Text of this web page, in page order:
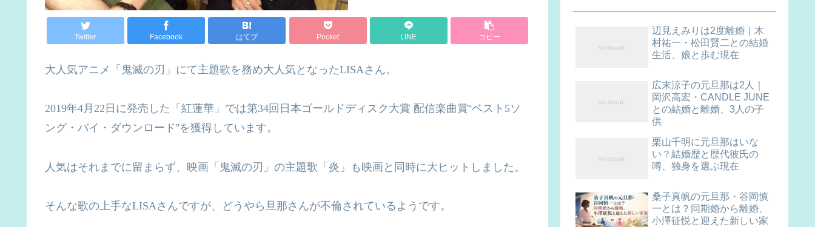
Twitter Facebook はてブ Pocket LINE コピー
大人気アニメ「鬼滅の刃」にて主題歌を務め大人気となったLISA さん。
2019年4月 22 日に発売した「紅蓮華」では第34回日本ゴールドディスク大賞 配信楽曲賞“ベスト 5ソ
ング・バイ・ダウンロード”を獲得しています。
人気はそれまでに留まらず、映画「鬼滅の刃」の主題歌「炎」も映画と同時に大ヒットしました。
そんな歌の上手なLISA さんですが、どうやら旦那さんが不倫されているようです。
辺見えみりは2度離婚｜木
村祐一・松田賢二との結婚
生活、娘と歩む現在
広末涼子の元旦那は2人｜
岡沢高宏・CANDLE JUNE
との結婚と離婚、3人の子
供
栗山千明に元旦那はいな
い？結婚歴と歴代彼氏の
噂、独身を選ぶ現在
桑子真帆の元旦那・谷岡慎
一とは？同期婚から離婚、
小澤征悦と迎えた新しい家